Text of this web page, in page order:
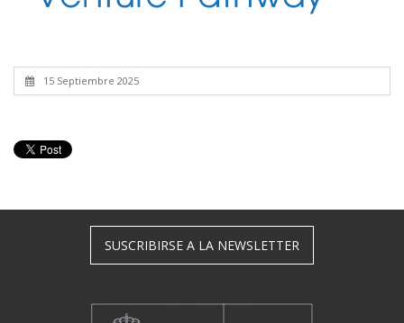
15 Septiembre 2025
SUSCRIBIRSE A LA NEWSLETTER